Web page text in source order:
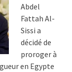
Abdel
Fattah Al-
Sissi a
décidé de
proroger à
en Egypte